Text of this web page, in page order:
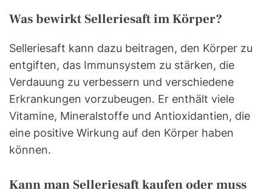
Was bewirkt Selleriesaft im Körper?
Selleriesaft kann dazu beitragen, den Körper zu
entgiften, das Immunsystem zu stärken, die
Verdauung zu verbessern und verschiedene
Erkrankungen vorzubeugen. Er enthält viele
Vitamine, Mineralstoffe und Antioxidantien, die
eine positive Wirkung auf den Körper haben
können.
Kann man Selleriesaft kaufen oder muss